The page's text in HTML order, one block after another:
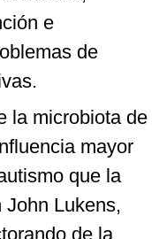
e
de
la microbiota de
mayor
que la
John Lukens,
de la